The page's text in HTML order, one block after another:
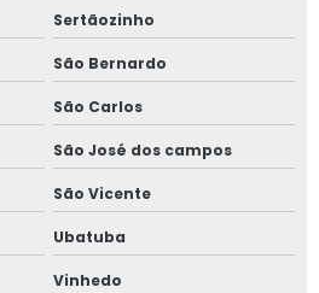
emergência
industriais
de energia
Sertãozinho
São Bernardo
São Carlos
São José dos campos
São Vicente
Ubatuba
Vinhedo